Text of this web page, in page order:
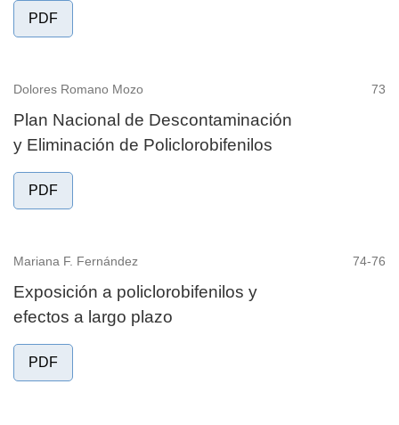
PDF
Dolores Romano Mozo 73
Plan Nacional de Descontaminación
y Eliminación de Policlorobifenilos
PDF
Mariana F. Fernández 74-76
Exposición a policlorobifenilos y
efectos a largo plazo
PDF